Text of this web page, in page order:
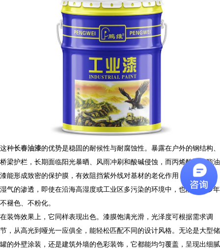
​ 这种长春油漆的优势是稳固的耐候性与耐腐蚀性。暴露在户外的钢结构、
桥梁护栏，长期面临阳光暴晒、风雨冲刷和酸碱侵蚀，而丙烯酸聚氨酯油
漆能形成致密的保护膜，有效阻挡紫外线对基材的老化作用，抵抗雨水、
湿气的渗透，即使在沿海高湿度或工业区多污染的环境中，也能保持多年
不褪色、不粉化。
​ 在装饰效果上，它同样表现出色。漆膜饱满光滑，光泽度可根据需求调
节，从高光到哑光一应俱全，能轻松匹配不同的设计风格。无论是大型储
罐的外壁涂装，还是建筑外墙的色彩装饰，它都能均匀覆盖，呈现出细腻